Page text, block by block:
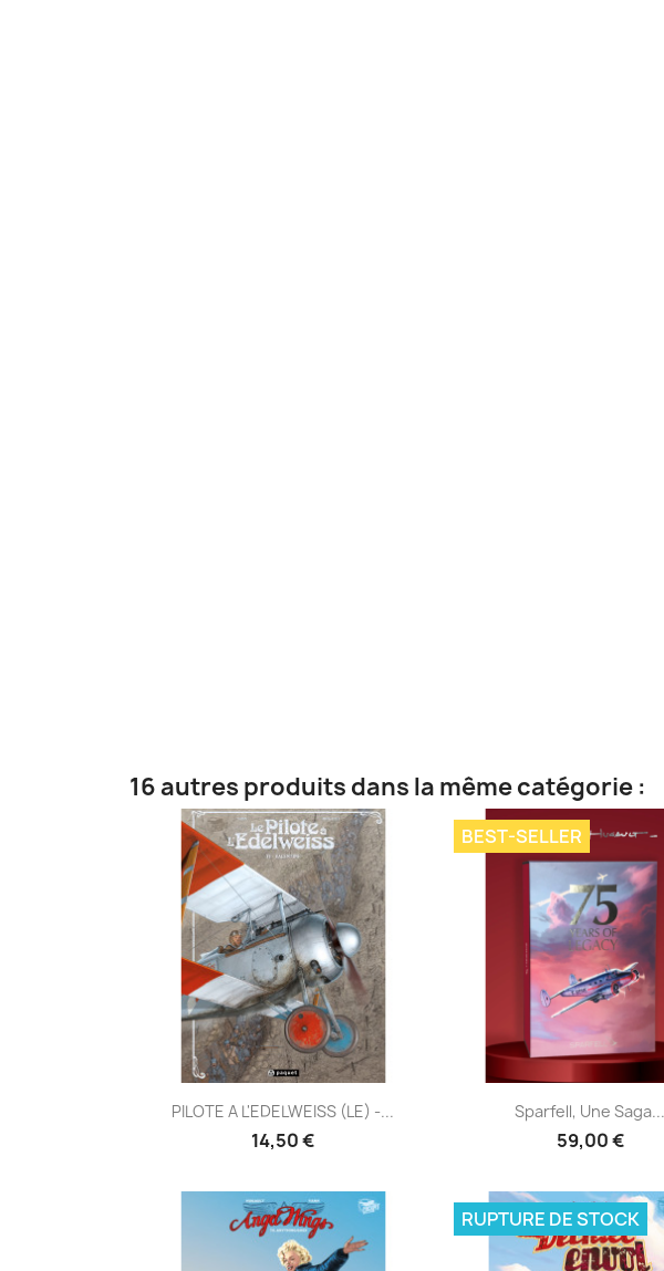
16 autres produits dans la même catégorie :
Aperçu rapide
PILOTE A L'EDELWEISS (LE) -...
14,50 €
Aperçu rapide
Sparfell, Une Saga...
59,00 €
BEST-SELLER
RUPTURE DE STOCK